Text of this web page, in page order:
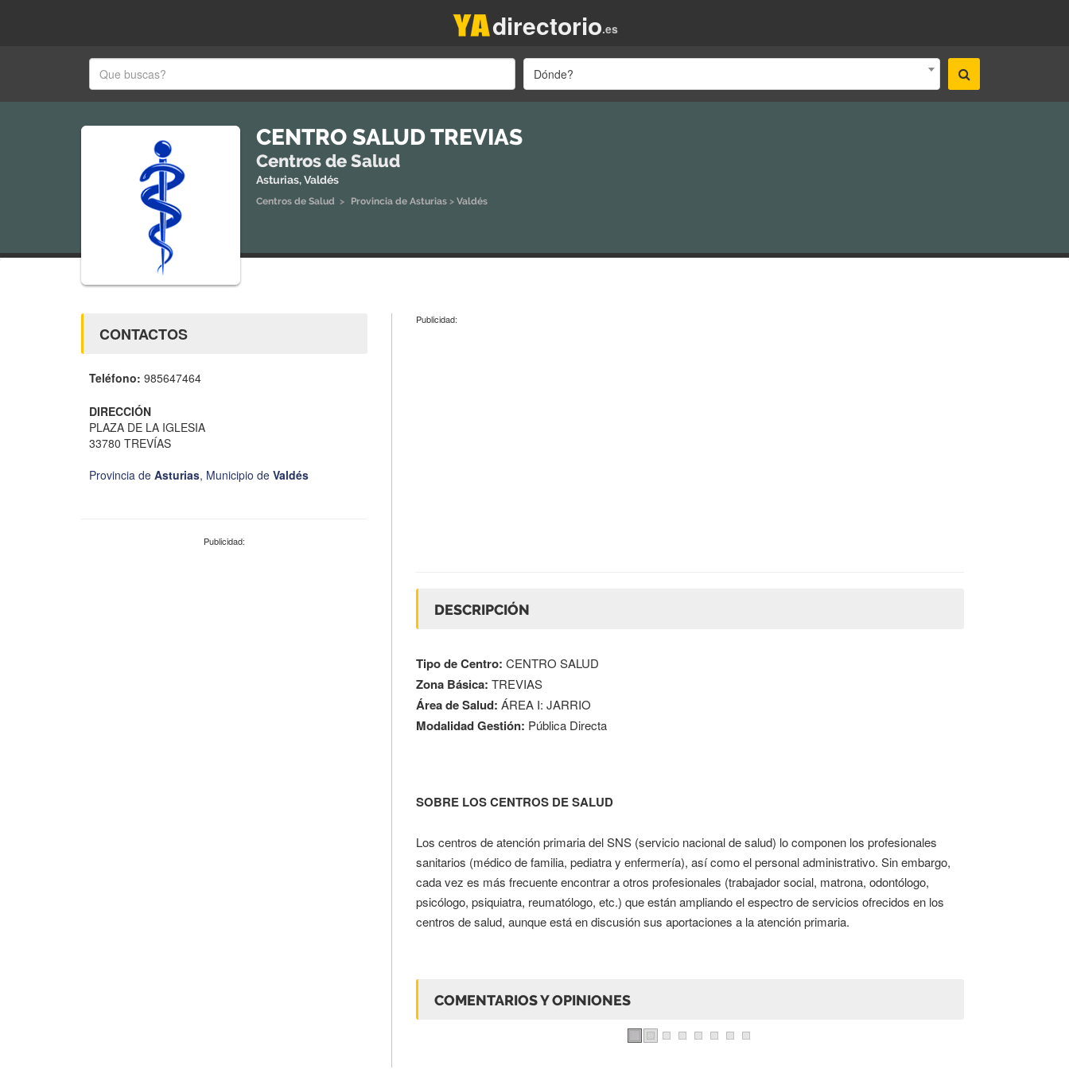
.es
directorio
Dónde?
CENTRO SALUD TREVIAS
Centros de Salud
Asturias, Valdés
Centros de Salud > Provincia de Asturias > Valdés
CONTACTOS
Teléfono: 985647464
DIRECCIÓN
PLAZA DE LA IGLESIA
33780 TREVÍAS
Provincia de Asturias, Municipio de Valdés
Publicidad:
Publicidad:
DESCRIPCIÓN
Tipo de Centro: CENTRO SALUD
Zona Básica: TREVIAS
Área de Salud: ÁREA I: JARRIO
Modalidad Gestión: Pública Directa
SOBRE LOS CENTROS DE SALUD
Los centros de atención primaria del SNS (servicio nacional de salud) lo componen los profesionales
sanitarios (médico de familia, pediatra y enfermería), así como el personal administrativo. Sin embargo,
cada vez es más frecuente encontrar a otros profesionales (trabajador social, matrona, odontólogo,
psicólogo, psiquiatra, reumatólogo, etc.) que están ampliando el espectro de servicios ofrecidos en los
centros de salud, aunque está en discusión sus aportaciones a la atención primaria.
COMENTARIOS Y OPINIONES